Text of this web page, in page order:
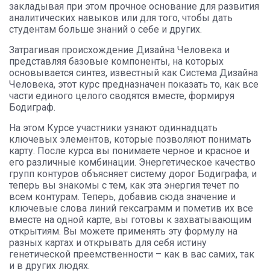
закладывая при этом прочное основание для развития
аналитических навыков или для того, чтобы дать
студентам больше знаний о себе и других.
Затрагивая происхождение Дизайна Человека и
представляя базовые компоненты, на которых
основывается синтез, известный как Система Дизайна
Человека, этот курс предназначен показать то, как все
части единого целого сводятся вместе, формируя
Бодиграф.
На этом Курсе участники узнают одиннадцать
ключевых элементов, которые позволяют понимать
карту. После курса вы понимаете черное и красное и
его различные комбинации. Энергетическое качество
групп контуров объясняет систему дорог Бодиграфа, и
теперь вы знакомы с тем, как эта энергия течет по
всем контурам. Теперь, добавив сюда значение и
ключевые слова линий гексаграмм и пометив их все
вместе на одной карте, вы готовы к захватывающим
открытиям. Вы можете применять эту формулу на
разных картах и открывать для себя истину
генетической преемственности – как в вас самих, так
и в других людях.